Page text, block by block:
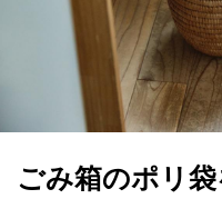
ごみ箱のポリ